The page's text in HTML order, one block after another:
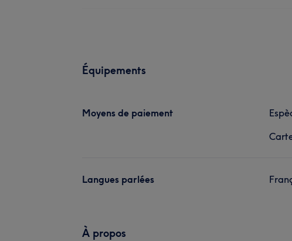
Équipements
Moyens de paiement
Langues parlées
À propos